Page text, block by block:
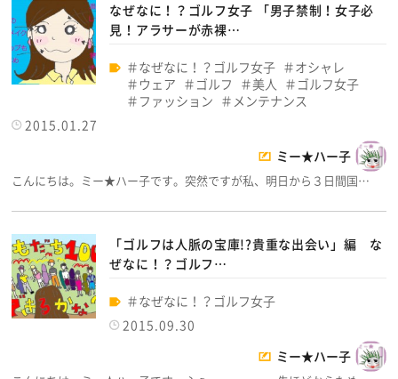
なぜなに！？ゴルフ女子 「男子禁制！女子必
見！アラサーが赤裸…
なぜなに！？ゴルフ女子
オシャレ
ウェア
ゴルフ 美人
ゴルフ女子
ファッション
メンテナンス
2015.01.27
ミー★ハー子
こんにちは。ミー★ハー子です。突然ですが私、明日から３日間国…
「ゴルフは人脈の宝庫!?貴重な出会い」編 な
ぜなに！？ゴルフ…
なぜなに！？ゴルフ女子
2015.09.30
ミー★ハー子